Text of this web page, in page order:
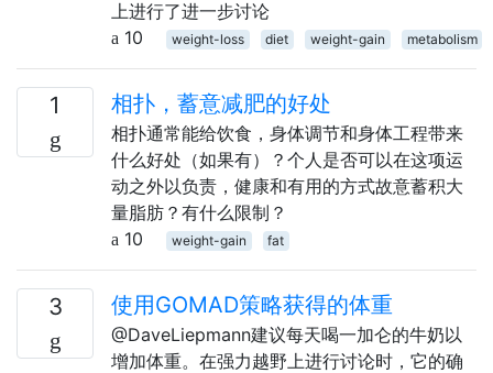
上进行了进一步讨论
10
weight-loss diet weight-gain metabolism
1 相扑，蓄意减肥的好处
相扑通常能给饮食，身体调节和身体工程带来
什么好处（如果有）？个人是否可以在这项运
动之外以负责，健康和有用的方式故意蓄积大
量脂肪？有什么限制？
10
weight-gain fat
3 使用GOMAD策略获得的体重
@DaveLiepmann建议每天喝一加仑的牛奶以
增加体重。在强力越野上进行讨论时，它的确